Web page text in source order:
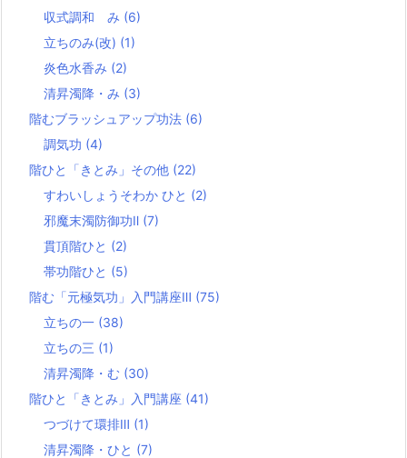
収式調和 み (6)
立ちのみ(改) (1)
炎色水香み (2)
清昇濁降・み (3)
階むブラッシュアップ功法 (6)
調気功 (4)
階ひと「きとみ」その他 (22)
すわいしょうそわか ひと (2)
邪魔末濁防御功Ⅱ (7)
貫頂階ひと (2)
帯功階ひと (5)
階む「元極気功」入門講座Ⅲ (75)
立ちの一 (38)
立ちの三 (1)
清昇濁降・む (30)
階ひと「きとみ」入門講座 (41)
つづけて環排Ⅲ (1)
清昇濁降・ひと (7)